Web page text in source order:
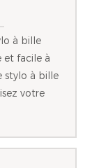
à bille
et facile à
stylo à bille
votre